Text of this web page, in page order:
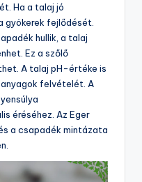
Ha a talaj jó
gyökerek fejlődését.
hullik, a talaj
Ez a szőlő
A talaj pH-értéke is
felvételét. A
éréséhez. Az Eger
a csapadék mintázata